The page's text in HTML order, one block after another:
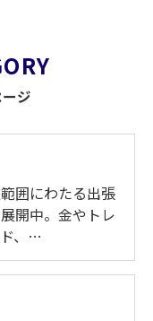
ジ
囲にわたる出張
開中。金やトレ
、…